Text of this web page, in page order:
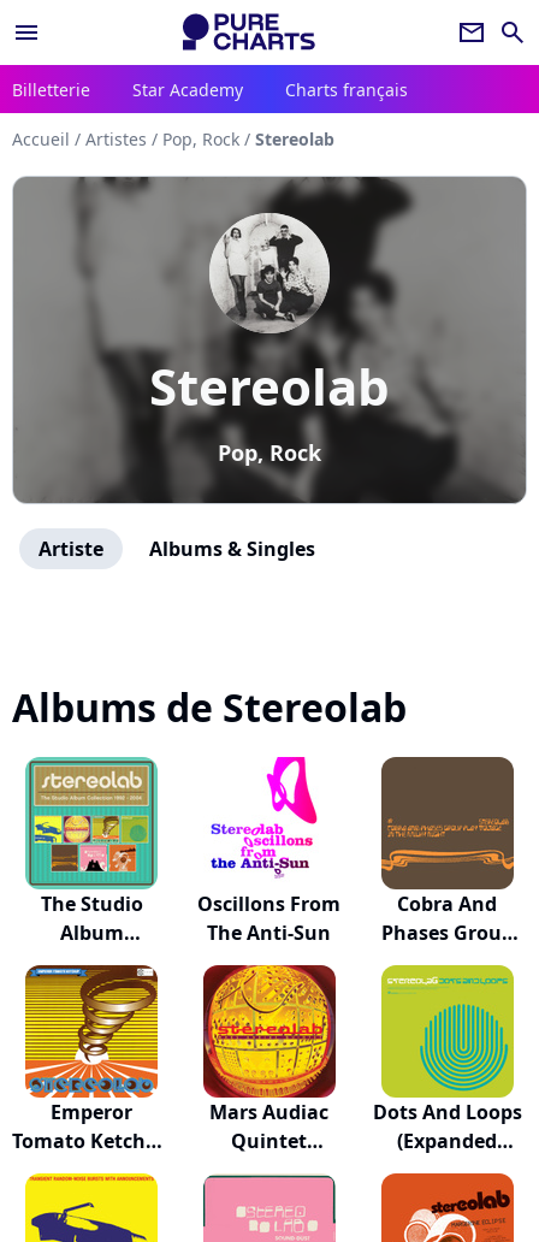
menu newsletter search
Billetterie Star Academy Charts français
Accueil / Artistes / Pop, Rock / Stereolab
Stereolab
Pop, Rock
Artiste Albums & Singles
Albums de Stereolab
The Studio
Album
Collection 1...
Oscillons From
The Anti-Sun
Cobra And
Phases Group
Play V...
Emperor
Tomato Ketchup
(Expan...
Mars Audiac
Quintet
(Expanded...
Dots And Loops
(Expanded
Edit...